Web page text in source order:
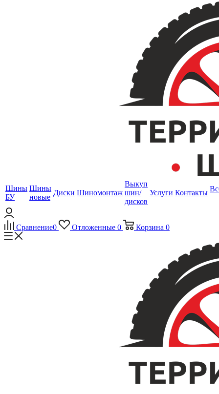
Шины
БУ
Шины
новые
Диски Шиномонтаж
Выкуп
шин/
дисков
Услуги Контакты
Сравнение0 Отложенные 0 Корзина 0